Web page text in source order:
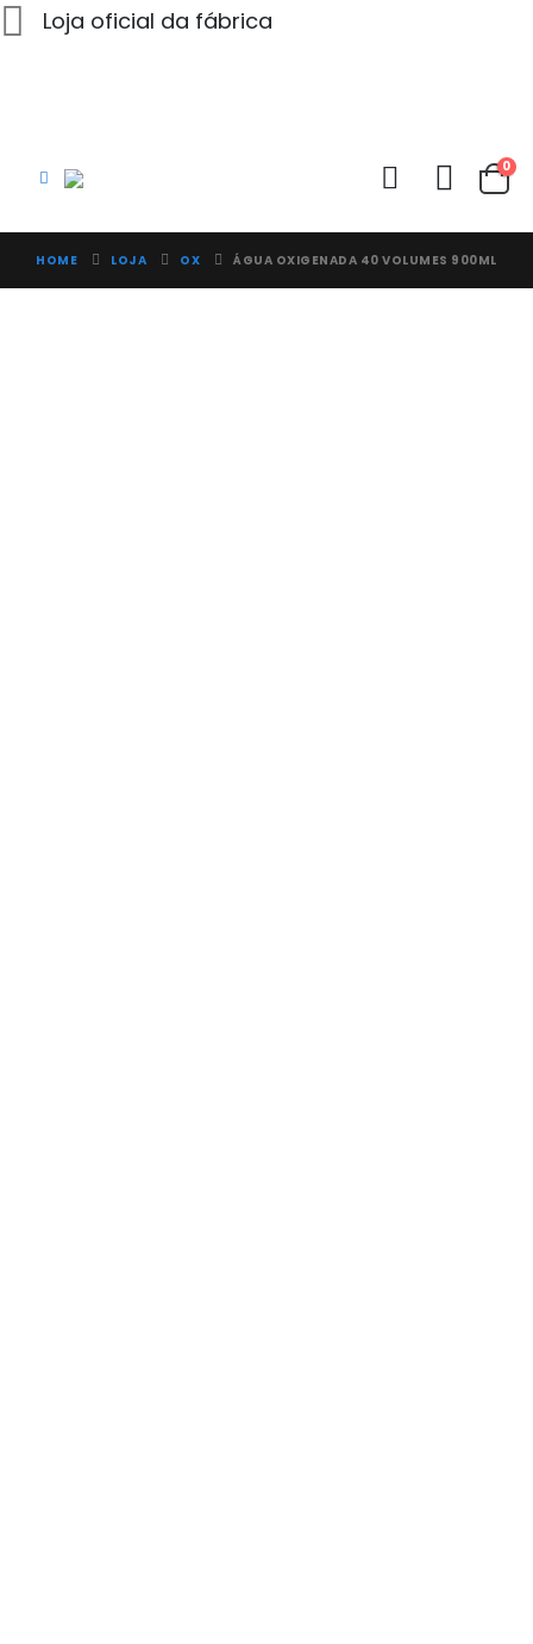
Loja oficial da fábrica
0
HOME LOJA OX ÁGUA OXIGENADA 40 VOLUMES 900ML